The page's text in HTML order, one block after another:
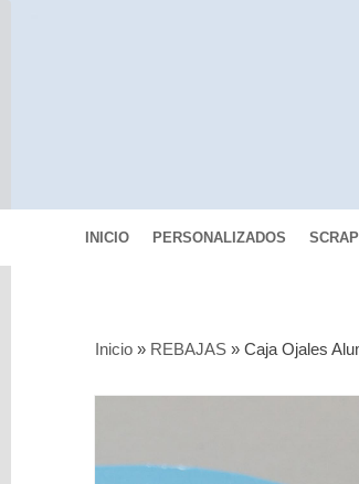
INICIO PERSONALIZADOS
Pinturas
Inicio » REBAJAS »Caja Ojales